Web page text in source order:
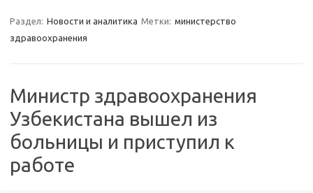
Раздел: Новости и аналитика Метки: министерство
здравоохранения
Министр здравоохранения
Узбекистана вышел из
больницы и приступил к
работе